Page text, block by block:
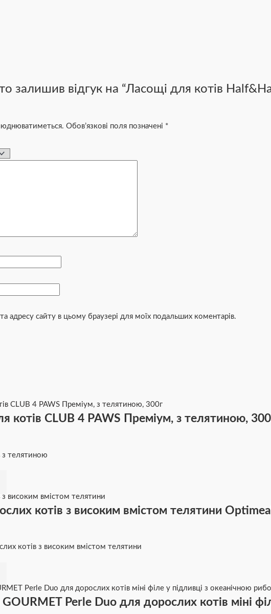
залишив відгук на “Ласощі для котів
Обов’язкові поля позначені *
адресу сайту в цьому браузері для моїх подальших коментарів.
котів CLUB 4 PAWS Преміум, з телятиною,
з телятиною
котів з високим вмістом телятини
котів з високим вмістом телятини
Perle Duo для дорослих котів міні